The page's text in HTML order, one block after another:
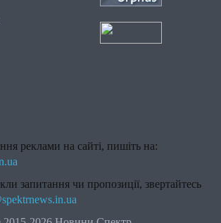
реклами на сайті, пишіть на:
запитання чи пропозиції, звертайтесь